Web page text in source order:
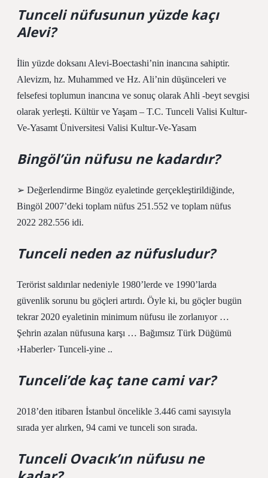
Tunceli nüfusunun yüzde kaçı
Alevi?
İlin yüzde doksanı Alevi-Boectashi’nin inancına sahiptir.
Alevizm, hz. Muhammed ve Hz. Ali’nin düşünceleri ve
felsefesi toplumun inancına ve sonuç olarak Ahli -beyt sevgisi
olarak yerleşti. Kültür ve Yaşam – T.C. Tunceli Valisi Kultur-
Ve-Yasamt Üniversitesi Valisi Kultur-Ve-Yasam
Bingöl’ün nüfusu ne kadardır?
➢ Değerlendirme Bingöz eyaletinde gerçekleştirildiğinde,
Bingöl 2007’deki toplam nüfus 251.552 ve toplam nüfus
2022 282.556 idi.
Tunceli neden az nüfusludur?
Terörist saldırılar nedeniyle 1980’lerde ve 1990’larda
güvenlik sorunu bu göçleri artırdı. Öyle ki, bu göçler bugün
tekrar 2020 eyaletinin minimum nüfusu ile zorlanıyor …
Şehrin azalan nüfusuna karşı … Bağımsız Türk Düğümü
›Haberler› Tunceli-yine ..
Tunceli’de kaç tane cami var?
2018’den itibaren İstanbul öncelikle 3.446 cami sayısıyla
sırada yer alırken, 94 cami ve tunceli son sırada.
Tunceli Ovacık’ın nüfusu ne